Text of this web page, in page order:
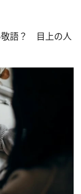
敬語？ 目上の人